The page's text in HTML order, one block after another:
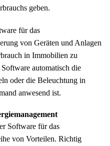
geben.
für das
von Geräten und Anlagen
in Immobilien zu
automatisch die
oder die Beleuchtung in
anwesend ist.
Software für das
von Vorteilen. Richtig